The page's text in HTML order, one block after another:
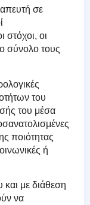
σε
στόχοι, οι
σύνολο τους
του
του μέσα
ποιότητας
ή
με διάθεση
να